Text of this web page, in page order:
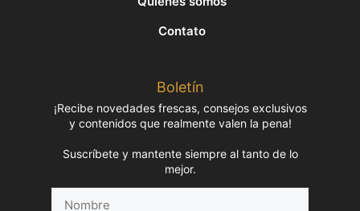
Contato
Boletín
¡Recibe novedades frescas, consejos exclusivos
y contenidos que realmente valen la pena!
Suscríbete y mantente siempre al tanto de lo
mejor.